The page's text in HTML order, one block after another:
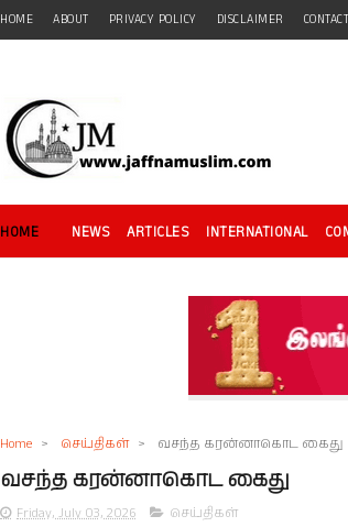
HOME ABOUT PRIVACY POLICY DISCLAIMER CONTACT
HOME NEWS ARTICLES INTERNATIONAL
Home > செய்திகள் > வசந்த கரன்னாகொட கைது
வசந்த கரன்னாகொட கைது
Friday, July 03, 2026 செய்திகள்